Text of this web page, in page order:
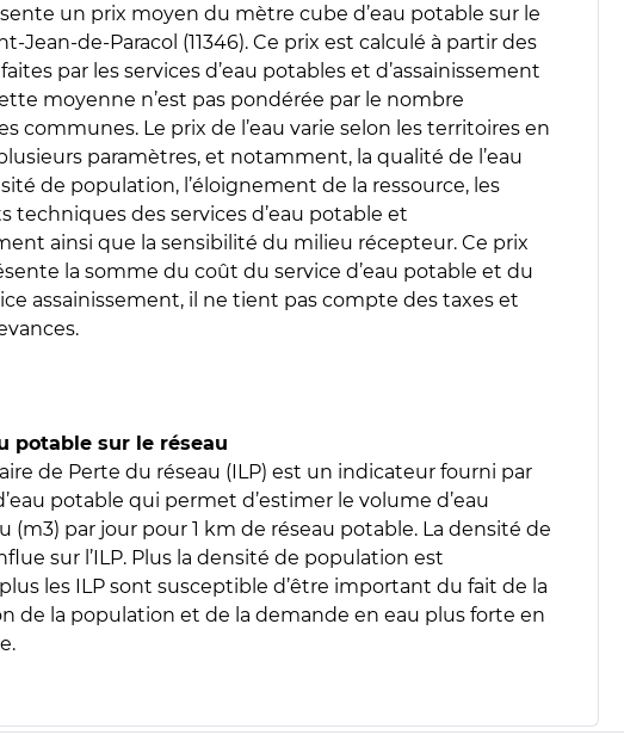
un prix moyen du mètre cube d’eau potable sur le
Jean-de-Paracol (11346). Ce prix est calculé à partir des
par les services d’eau potables et d’assainissement
moyenne n’est pas pondérée par le nombre
communes. Le prix de l’eau varie selon les territoires en
paramètres, et notamment, la qualité de l’eau
de population, l’éloignement de la ressource, les
techniques des services d’eau potable et
ainsi que la sensibilité du milieu récepteur. Ce prix
la somme du coût du service d’eau potable et du
assainissement, il ne tient pas compte des taxes et
potable sur le réseau
de Perte du réseau (ILP) est un indicateur fourni par
potable qui permet d’estimer le volume d’eau
(m3) par jour pour 1 km de réseau potable. La densité de
sur l’ILP. Plus la densité de population est
les ILP sont susceptible d’être important du fait de la
de la population et de la demande en eau plus forte en